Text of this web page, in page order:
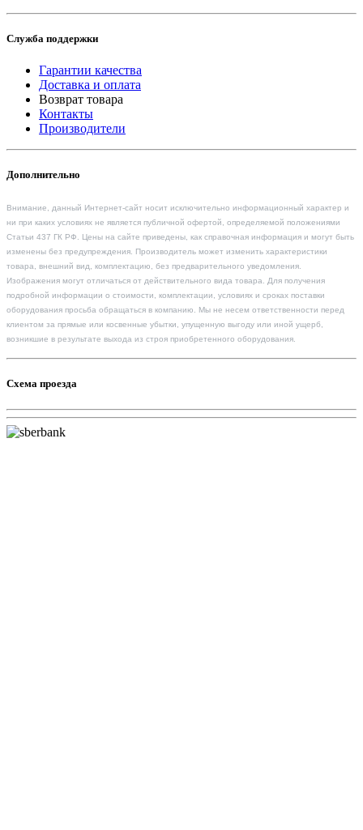
Служба поддержки
Гарантии качества
Доставка и оплата
Возврат товара
Контакты
Производители
Дополнительно
Внимание, данный Интернет-сайт носит исключительно информационный характер и
ни при каких условиях не является публичной офертой, определяемой положениями
Статьи 437 ГК РФ. Цены на сайте приведены, как справочная информация и могут быть
изменены без предупреждения. Производитель может изменить характеристики
товара, внешний вид, комплектацию, без предварительного уведомления.
Изображения могут отличаться от действительного вида товара. Для получения
подробной информации о стоимости, комплектации, условиях и сроках поставки
оборудования просьба обращаться в компанию. Мы не несем ответственности перед
клиентом за прямые или косвенные убытки, упущенную выгоду или иной ущерб,
возникшие в результате выхода из строя приобретенного оборудования.
Схема проезда